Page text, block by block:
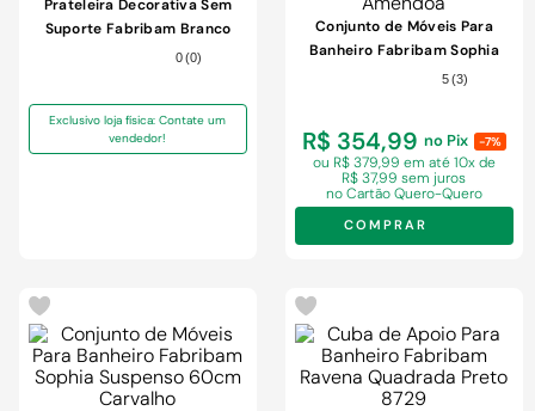
Prateleira Decorativa Sem
Suporte Fabribam Branco
120x24x1,5cm
0 (0)
Exclusivo loja física: Contate um
vendedor!
Conjunto de Móveis Para
Banheiro Fabribam Sophia
Com Pés 60cm Amêndoa
5 (3)
R$ 354,99 no Pix -7%
ou R$ 379,99 em até 10x de
R$ 37,99 sem juros
no Cartão Quero-Quero
COMPRAR
chuveiro